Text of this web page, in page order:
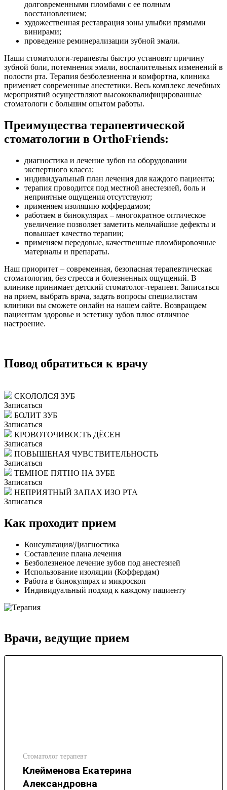
долговременными пломбами с ее полным
восстановлением;
художественная реставрация зоны улыбки прямыми
винирами;
проведение реминерализации зубной эмали.
Наши стоматологи-терапевты быстро установят причину
зубной боли, потемнения эмали, воспалительных изменений в
полости рта. Терапия безболезненна и комфортна, клиника
применяет современные анестетики. Весь комплекс лечебных
мероприятий осуществляют высококвалифицированные
стоматологи с большим опытом работы.
Преимущества терапевтической
стоматологии в OrthoFriends:
диагностика и лечение зубов на оборудовании
экспертного класса;
индивидуальный план лечения для каждого пациента;
терапия проводится под местной анестезией, боль и
неприятные ощущения отсутствуют;
применяем изоляцию коффердамом;
работаем в бинокулярах – многократное оптическое
увеличение позволяет заметить мельчайшие дефекты и
повышает качество терапии;
применяем передовые, качественные пломбировочные
материалы и препараты.
Наш приоритет – современная, безопасная терапевтическая
стоматология, без стресса и болезненных ощущений. В
клинике принимает детский стоматолог-терапевт. Записаться
на прием, выбрать врача, задать вопросы специалистам
клиники вы сможете онлайн на нашем сайте. Возвращаем
пациентам здоровье и эстетику зубов плюс отличное
настроение.
Повод обратиться к врачу
СКОЛОЛСЯ ЗУБ
Записаться
БОЛИТ ЗУБ
Записаться
КРОВОТОЧИВОСТЬ ДЁСЕН
Записаться
ПОВЫШЕНАЯ ЧУВСТВИТЕЛЬНОСТЬ
Записаться
ТЕМНОЕ ПЯТНО НА ЗУБЕ
Записаться
НЕПРИЯТНЫЙ ЗАПАХ ИЗО РТА
Записаться
Как проходит прием
Консультация/Диагностика
Составление плана лечения
Безболезненое лечение зубов под анестезией
Использование изоляции (Коффердам)
Работа в бинокулярах и микроскоп
Индивидуальный подход к каждому пациенту
Врачи, ведущие прием
Стоматолог терапевт
Клейменова Екатерина
Александровна